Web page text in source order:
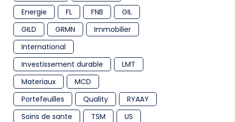
Energie
FL FNB
GIL
GILD
GRMN
Immobilier
International
Investissement durable
LMT
Materiaux
MCD
Portefeuilles
Quality
RYAAY
Soins de sante
TSM
US